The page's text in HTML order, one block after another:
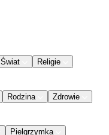
Świat
Religie
Rodzina
Zdrowie
Pielgrzymka